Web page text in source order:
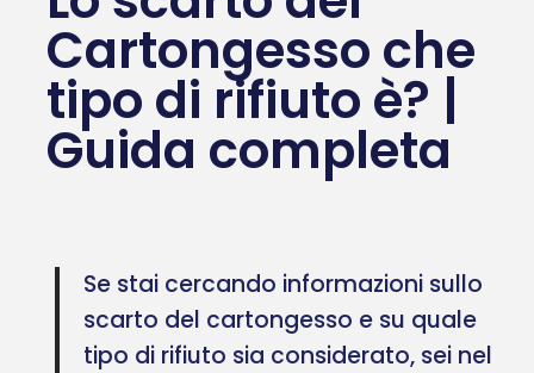
Cartongesso che
tipo di rifiuto è? |
Guida completa
Se stai cercando informazioni sullo
scarto del cartongesso e su quale
tipo di rifiuto sia considerato, sei nel